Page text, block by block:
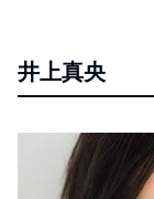
井上真央